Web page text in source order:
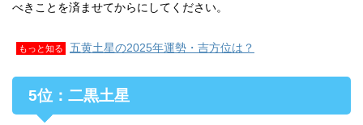
べきことを済ませてからにしてください。
もっと知る 五黄土星の2025年運勢・吉方位は？
5位：二黒土星